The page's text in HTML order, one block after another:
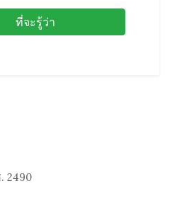
ที่จะรู้ว่า
2490